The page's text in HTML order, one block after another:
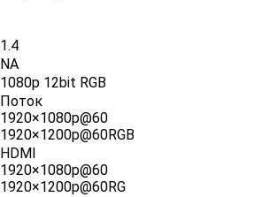
1.4
NA
1080p 12bit RGB
Поток
1920×1080p@60
1920×1200p@60RGB
HDMI
1920×1080p@60
1920×1200p@60RG